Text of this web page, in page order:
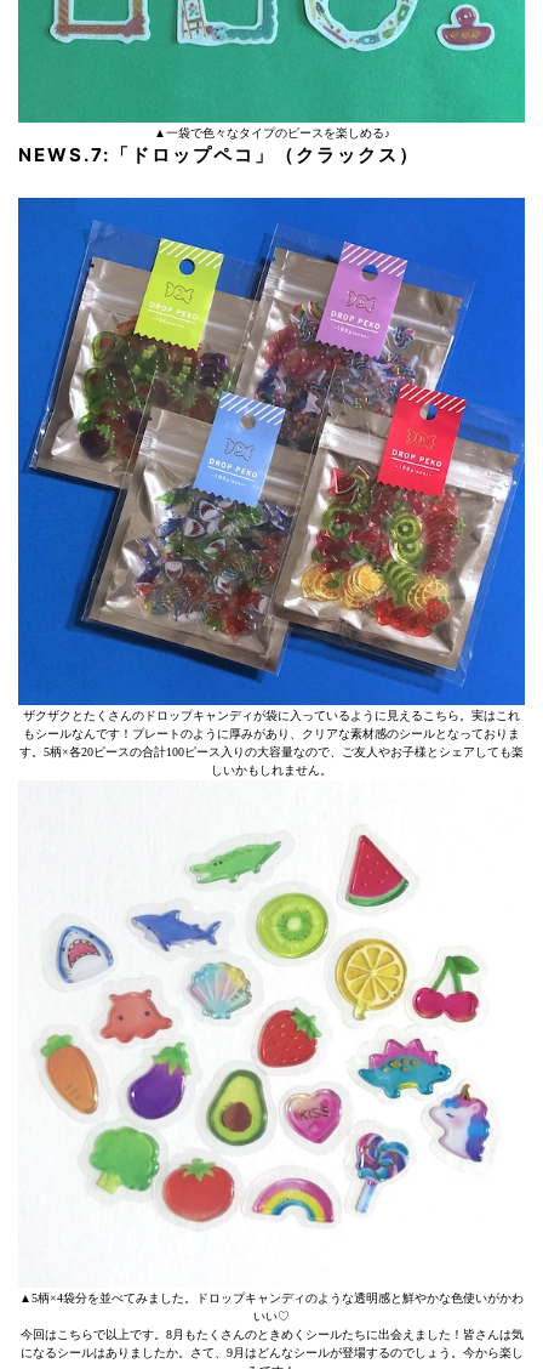
▲一袋で色々なタイプのピースを楽しめる♪
NEWS.7: 「ドロップペコ」（クラックス）
ザクザクとたくさんのドロップキャンディが袋に入っているように見えるこちら。実はこれ
もシールなんです！プレートのように厚みがあり、クリアな素材感のシールとなっておりま
す。5柄×各20ピースの合計100ピース入りの大容量なので、ご友人やお子様とシェアしても楽
しいかもしれません。
▲5柄×4袋分を並べてみました。ドロップキャンディのような透明感と鮮やかな色使いがかわ
いい♡
今回はこちらで以上です。8月もたくさんのときめくシールたちに出会えました！皆さんは気
になるシールはありましたか。さて、9月はどんなシールが登場するのでしょう。今から楽し